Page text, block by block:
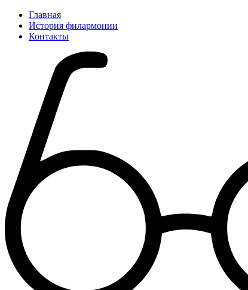
Главная
История филармонии
Контакты